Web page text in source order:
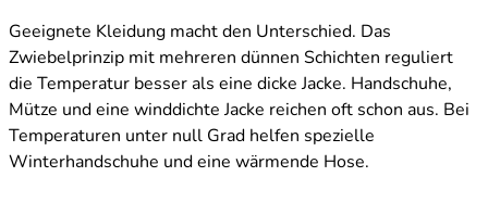
Geeignete Kleidung macht den Unterschied. Das
Zwiebelprinzip mit mehreren dünnen Schichten reguliert
die Temperatur besser als eine dicke Jacke. Handschuhe,
Mütze und eine winddichte Jacke reichen oft schon aus. Bei
Temperaturen unter null Grad helfen spezielle
Winterhandschuhe und eine wärmende Hose.